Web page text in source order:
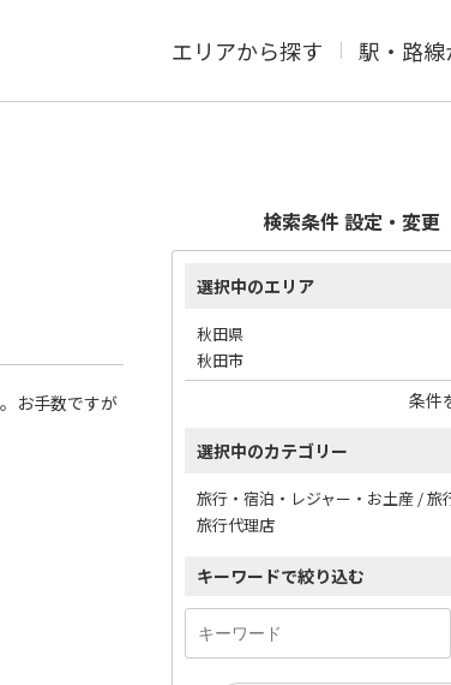
エリアから探す 駅・路
お手数ですが
検索条件 設定・変更
選択中のエリア
秋田県
秋田市
条件
選択中のカテゴリー
旅行・宿泊・レジャー・お土産 / 旅
旅行代理店
キーワードで絞り込む